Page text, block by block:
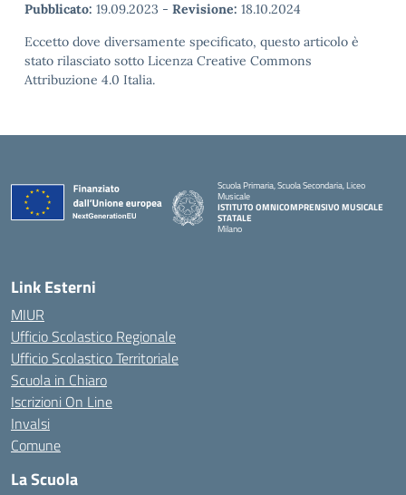
Pubblicato: 19.09.2023 - Revisione: 18.10.2024
Eccetto dove diversamente specificato, questo articolo è
stato rilasciato sotto Licenza Creative Commons
Attribuzione 4.0 Italia.
Scuola Primaria, Scuola Secondaria, Liceo
Musicale
ISTITUTO OMNICOMPRENSIVO MUSICALE
STATALE
Milano
Link Esterni
MIUR
Ufficio Scolastico Regionale
Ufficio Scolastico Territoriale
Scuola in Chiaro
Iscrizioni On Line
Invalsi
Comune
La Scuola